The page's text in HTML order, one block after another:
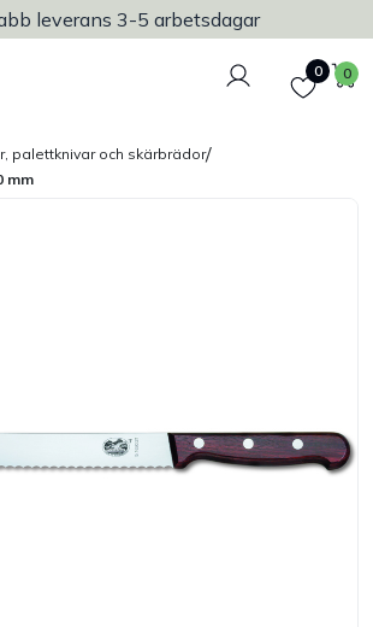
leverans 3-5 arbetsdagar
Logga in
Favoriter
0 0
transport
palettknivar och skärbrädor/
mm